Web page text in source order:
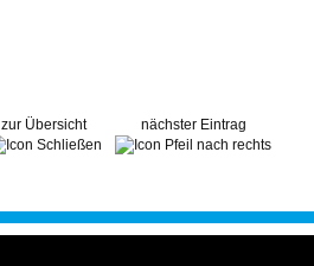
zur Übersicht nächster Eintrag